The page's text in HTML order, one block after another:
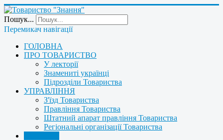
Пошук...
Перемикач навігації
ГОЛОВНА
ПРО ТОВАРИСТВО
У лекторії
Знамениті українці
Підрозділи Товариства
УПРАВЛІННЯ
З'їзд Товариства
Правління Товариства
Штатний апарат правління Товариства
Регіональні організації Товариства